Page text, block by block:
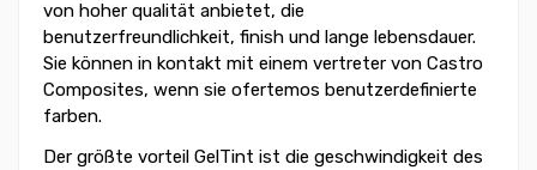
von hoher qualität anbietet, die
benutzerfreundlichkeit, finish und lange lebensdauer.
Sie können in kontakt mit einem vertreter von Castro
Composites, wenn sie ofertemos benutzerdefinierte
farben.
Der größte vorteil GelTint ist die geschwindigkeit des